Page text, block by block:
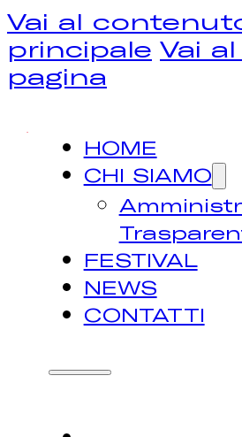
Vai al
principale Vai
pagina
HOME
CHI SIAMO
FESTIVAL
NEWS
CONTATTI